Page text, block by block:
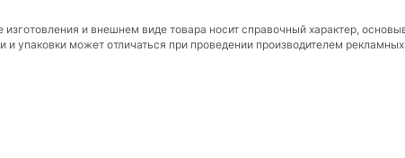
и внешнем виде товара носит справочный характер,
и упаковки может отличаться при проведении производителем